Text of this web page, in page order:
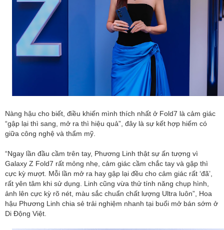
Nàng hậu cho biết, điều khiến mình thích nhất ở Fold7 là cảm giác
“gập lại thì sang, mở ra thì hiệu quả”, đây là sự kết hợp hiếm có
giữa công nghệ và thẩm mỹ.
“Ngay lần đầu cầm trên tay, Phương Linh thật sự ấn tượng vì
Galaxy Z Fold7 rất mỏng nhẹ, cảm giác cầm chắc tay và gập thì
cực kỳ mượt. Mỗi lần mở ra hay gập lại đều cho cảm giác rất ‘đã’,
rất yên tâm khi sử dụng. Linh cũng vừa thử tính năng chụp hình,
ảnh lên cực kỳ rõ nét, màu sắc chuẩn chất lượng Ultra luôn”, Hoa
hậu Phương Linh chia sẻ trải nghiệm nhanh tại buổi mở bán sớm ở
Di Động Việt.